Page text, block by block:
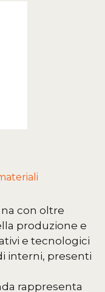
con oltre
produzione e
e tecnologici
interni, presenti
rappresenta